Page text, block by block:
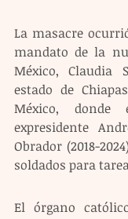
La masacre
mandato de la
México, Claudia
estado de
México, donde
expresidente
Obrador (2018-
soldados para
El órgano